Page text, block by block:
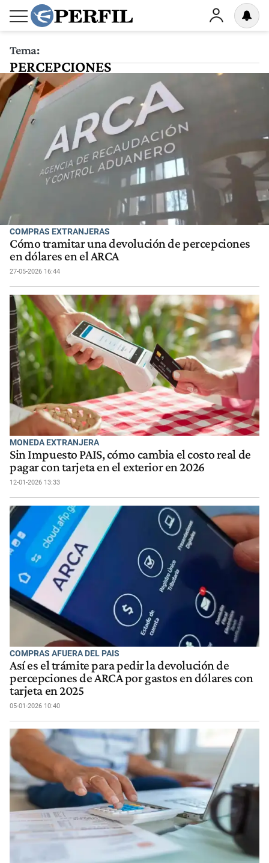
Tema:
PERCEPCIONES
COMPRAS EXTRANJERAS
Cómo tramitar una devolución de percepciones
en dólares en el ARCA
27-05-2026 16:44
MONEDA EXTRANJERA
Sin Impuesto PAIS, cómo cambia el costo real de
pagar con tarjeta en el exterior en 2026
12-01-2026 13:33
COMPRAS AFUERA DEL PAIS
Así es el trámite para pedir la devolución de
percepciones de ARCA por gastos en dólares con
tarjeta en 2025
05-01-2026 10:40